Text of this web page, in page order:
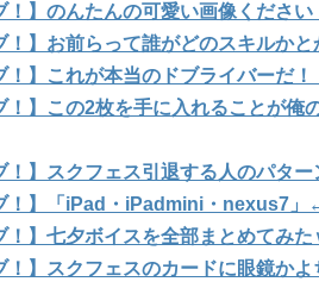
！】のんたんの可愛い画像ください
！】お前らって誰がどのスキルかと
！】これが本当のドブライバーだ！
！】この2枚を手に入れることが俺
！】スクフェス引退する人のパター
！】「iPad・iPadmini・nexus7」
！】七夕ボイスを全部まとめてみた
！】スクフェスのカードに眼鏡か